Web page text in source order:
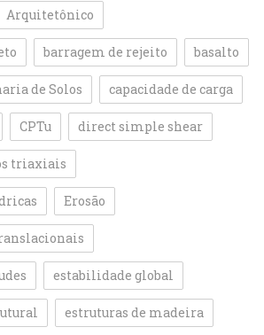
Arquitetônico
barragem de rejeito basalto
de Solos capacidade de carga
CPTu direct simple shear
triaxiais
Erosão
estabilidade global
estruturas de madeira